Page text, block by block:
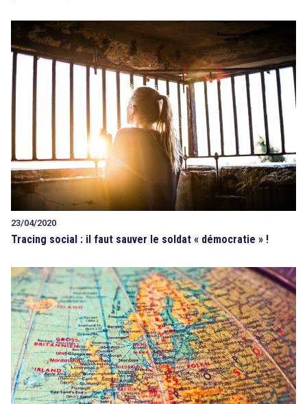
23/04/2020
Tracing social : il faut sauver le soldat « démocratie » !